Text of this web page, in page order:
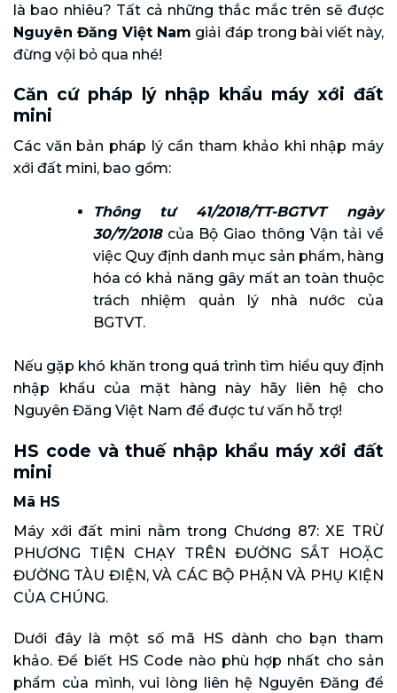
là bao nhiêu? Tất cả những thắc mắc trên sẽ được
Nguyên Đăng Việt Nam giải đáp trong bài viết này,
đừng vội bỏ qua nhé!
Căn cứ pháp lý nhập khẩu máy xới đất
mini
Các văn bản pháp lý cần tham khảo khi nhập máy
xới đất mini, bao gồm:
Thông tư 41/2018/TT-BGTVT ngày
30/7/2018của Bộ Giao thông Vận tải về
việc Quy định danh mục sản phẩm, hàng
hóa có khả năng gây mất an toàn thuộc
trách nhiệm quản lý nhà nước của
BGTVT.
Nếu gặp khó khăn trong quá trình tìm hiểu quy định
nhập khẩu của mặt hàng này hãy liên hệ cho
Nguyên Đăng Việt Nam để được tư vấn hỗ trợ!
HS code và thuế nhập khẩu máy xới đất
mini
Mã HS
Máy xới đất mini nằm trong Chương 87: XE TRỪ
PHƯƠNG TIỆN CHẠY TRÊN ĐƯỜNG SẮT HOẶC
ĐƯỜNG TÀU ĐIỆN, VÀ CÁC BỘ PHẬN VÀ PHỤ KIỆN
CỦA CHÚNG.
Dưới đây là một số mã HS dành cho bạn tham
khảo. Để biết HS Code nào phù hợp nhất cho sản
phẩm của mình, vui lòng liên hệ Nguyên Đăng để